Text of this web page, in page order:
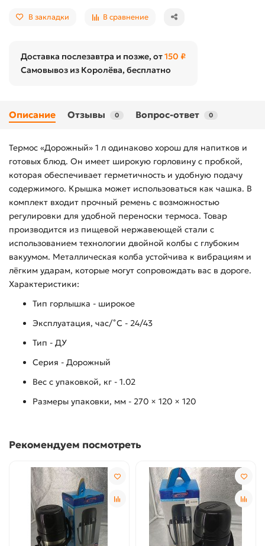
В закладки В сравнение
Доставка послезавтра и позже, от150 ₽
Самовывоз из Королёва, бесплатно
Описание Отзывы 0 Вопрос-ответ 0
Термос «Дорожный» 1 л одинаково хорош для напитков и
готовых блюд. Он имеет широкую горловину с пробкой,
которая обеспечивает герметичность и удобную подачу
содержимого. Крышка может использоваться как чашка. В
комплект входит прочный ремень с возможностью
регулировки для удобной переноски термоса. Товар
производится из пищевой нержавеющей стали с
использованием технологии двойной колбы с глубоким
вакуумом. Металлическая колба устойчива к вибрациям и
лёгким ударам, которые могут сопровождать вас в дороге.
Характеристики:
Тип горлышка - широкое
Эксплуатация, час/˚С - 24/43
Тип - ДУ
Серия - Дорожный
Вес с упаковкой, кг - 1.02
Размеры упаковки, мм - 270 × 120 × 120
Рекомендуем посмотреть